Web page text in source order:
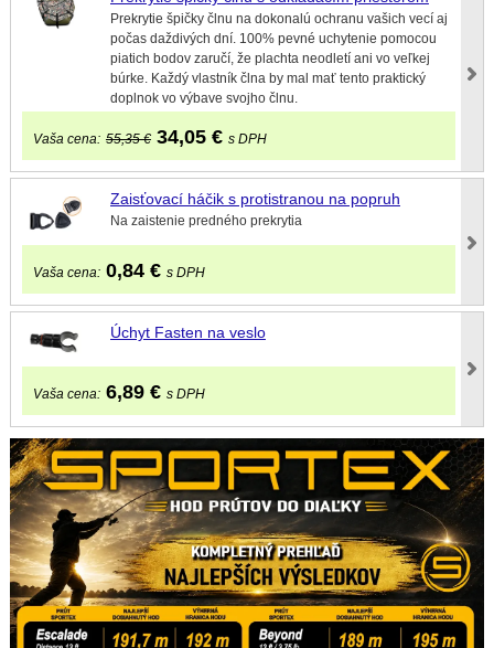
Prekrytie špičky člnu na dokonalú ochranu vašich vecí aj
počas daždivých dní. 100% pevné uchytenie pomocou
piatich bodov zaručí, že plachta neodletí ani vo veľkej
búrke. Každý vlastník člna by mal mať tento praktický
doplnok vo výbave svojho člnu.
Vaša cena: 55,35 € 34,05 € s DPH
Zaisťovací háčik s protistranou na popruh
Na zaistenie predného prekrytia
Vaša cena: 0,84 € s DPH
Úchyt Fasten na veslo
Vaša cena: 6,89 € s DPH